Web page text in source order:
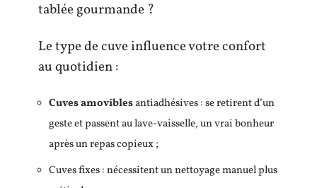
tablée gourmande ?
Le type de cuve influence votre confort
au quotidien :
Cuves amoviblesantiadhésives : se retirent d’un
geste et passent au lave-vaisselle, un vrai bonheur
après un repas copieux ;
Cuves fixes : nécessitent un nettoyage manuel plus